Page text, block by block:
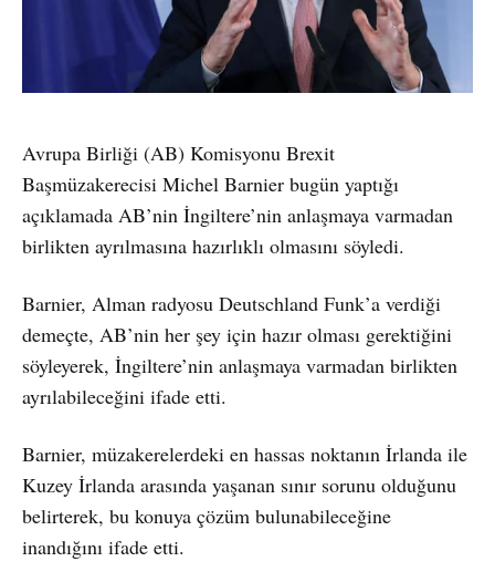
Avrupa Birliği (AB) Komisyonu Brexit
Başmüzakerecisi Michel Barnier bugün yaptığı
açıklamada AB’nin İngiltere’nin anlaşmaya varmadan
birlikten ayrılmasına hazırlıklı olmasını söyledi.
Barnier, Alman radyosu Deutschland Funk’a verdiği
demeçte, AB’nin her şey için hazır olması gerektiğini
söyleyerek, İngiltere’nin anlaşmaya varmadan birlikten
ayrılabileceğini ifade etti.
Barnier, müzakerelerdeki en hassas noktanın İrlanda ile
Kuzey İrlanda arasında yaşanan sınır sorunu olduğunu
belirterek, bu konuya çözüm bulunabileceğine
inandığını ifade etti.